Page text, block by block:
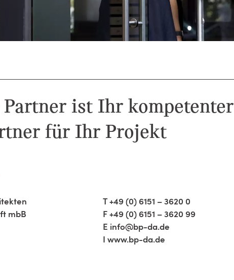
ist Ihr kompetenter
für Ihr Projekt
mbB
T +49 (0) 6151 – 3620 0
F +49 (0) 6151 – 3620 99
E info@bp-da.de
www.bp-da.de